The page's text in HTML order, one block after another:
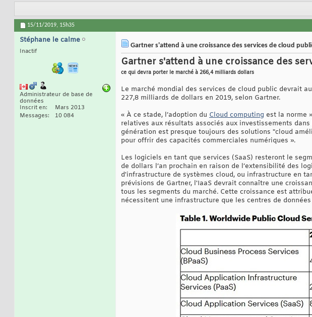
15/11/2019, 15h35
Stéphane le calme
Inactif
Administrateur de base de
données
Inscrit en
Mars 2013
Messages
10 084
Gartner s'attend à une croissance des services de cloud
Gartner s'attend à une croissance des
ce qui devra porter le marché à 266,4 milliards dollars
Le marché mondial des services de cloud public devrait
227,8 milliards de dollars en 2019, selon Gartner.
« À ce stade, l’adoption du Cloud computing est la norme
relatives aux résultats associés aux investissements
génération est presque toujours des solutions "cloud
pour offrir des capacités commerciales numériques ».
Les logiciels en tant que services (SaaS) resteront le
de dollars l’an prochain en raison de l’extensibilité des
d'infrastructure de systèmes cloud, ou infrastructure en
prévisions de Gartner, l'IaaS devrait connaître une
tous les segments du marché. Cette croissance est
nécessitent une infrastructure que les centres de